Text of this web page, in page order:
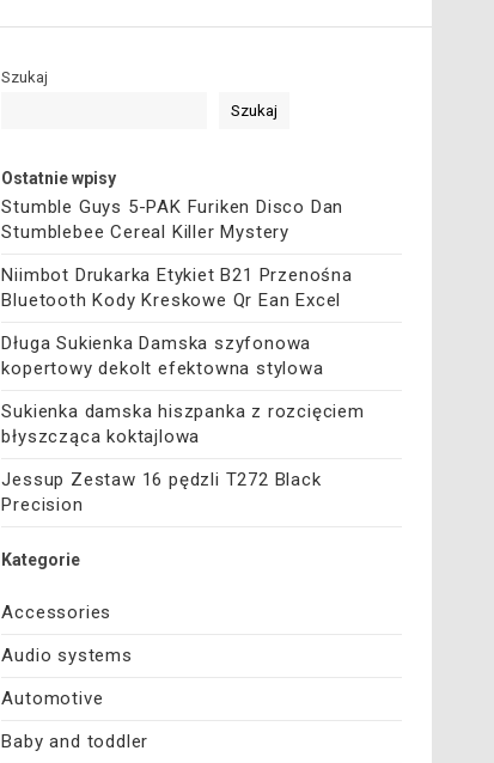
Szukaj
Szukaj
Ostatnie wpisy
Stumble Guys 5-PAK Furiken Disco Dan
Stumblebee Cereal Killer Mystery
Niimbot Drukarka Etykiet B21 Przenośna
Bluetooth Kody Kreskowe Qr Ean Excel
Długa Sukienka Damska szyfonowa
kopertowy dekolt efektowna stylowa
Sukienka damska hiszpanka z rozcięciem
błyszcząca koktajlowa
Jessup Zestaw 16 pędzli T272 Black
Precision
Kategorie
Accessories
Audio systems
Automotive
Baby and toddler